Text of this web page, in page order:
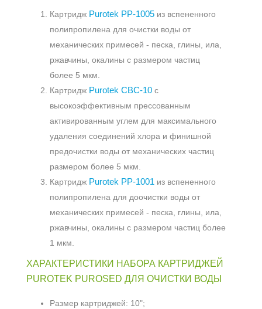
Картридж Purotek PP-1005 из вспененного
полипропилена для очистки воды от
механических примесей - песка, глины, ила,
ржавчины, окалины с размером частиц
более 5 мкм.
Картридж Purotek CBC-10 с
высокоэффективным прессованным
активированным углем для максимального
удаления соединений хлора и финишной
предочистки воды от механических частиц
размером более 5 мкм.
Картридж Purotek PP-1001 из вспененного
полипропилена для доочистки воды от
механических примесей - песка, глины, ила,
ржавчины, окалины с размером частиц более
1 мкм.
ХАРАКТЕРИСТИКИ НАБОРА КАРТРИДЖЕЙ
PUROTEK PUROSED ДЛЯ ОЧИСТКИ ВОДЫ
Размер картриджей: 10";